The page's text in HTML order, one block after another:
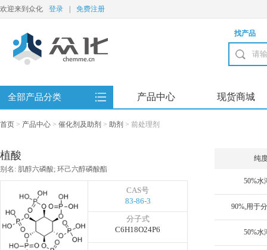
欢迎来到众化 登录 免费注册
找产品
全部产品分类 产品中心 现货商城
首页 > 产品中心 > 催化剂及助剂 > 助剂 > 前处理剂
植酸
别名: 肌醇六磷酸; 环己六醇磷酸酯
CAS号
83-86-3
分子式
C6H18O24P6
纯
50%水
50%水